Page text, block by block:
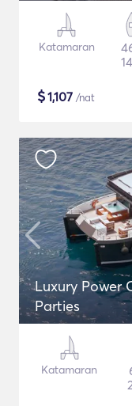
Katamaran
$1,107 /nat
Luxury Power
Parties
Katamaran